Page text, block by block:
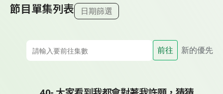
節目單集列表 日期篩選
前往 新的優先